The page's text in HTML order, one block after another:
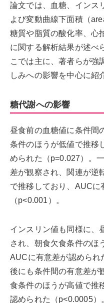
論文では、血糖、インス
よび変動曲線下面積（
糖質や脂質の酸化率、心
に関する解析結果が述べ
こでは主に、著者らが強
しみへの影響を中心に紹
糖代謝への影響
昼食前の血糖値に条件間
条件のほうが低値で推移
められた（p=0.027）。
差が観察され、関連が逆
で推移しており、AUCに
（p<0.001）。
インスリン値も同様に、
され、朝食欠食条件のほ
AUCに有意差が認められ
後にも条件間の有意差が
食条件のほうが高値で推
認められた（p<0.0005）